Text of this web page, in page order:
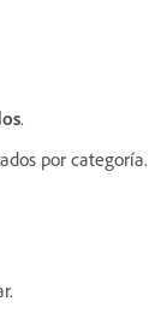
.
por categoría.